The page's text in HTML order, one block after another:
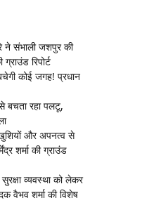
ने संभाली जशपुर की
रिपोर्ट
कोई जगह! प्रधान
रहा पलटू,
और अपनत्व से
शर्मा की ग्राउंड
व्यवस्था को लेकर
वैभव शर्मा की विशेष